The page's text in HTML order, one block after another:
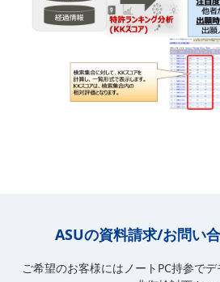
ASUの資料請求/お問い
ご希望のお客様にはノートPC持参で